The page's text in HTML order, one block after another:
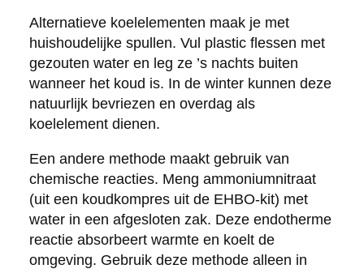
Alternatieve koelelementen maak je met
huishoudelijke spullen. Vul plastic flessen met
gezouten water en leg ze ’s nachts buiten
wanneer het koud is. In de winter kunnen deze
natuurlijk bevriezen en overdag als
koelelement dienen.
Een andere methode maakt gebruik van
chemische reacties. Meng ammoniumnitraat
(uit een koudkompres uit de EHBO-kit) met
water in een afgesloten zak. Deze endotherme
reactie absorbeert warmte en koelt de
omgeving. Gebruik deze methode alleen in